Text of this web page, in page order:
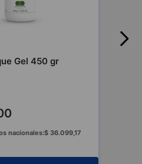
Gel 450 gr
nacionales:$ 36.099,17